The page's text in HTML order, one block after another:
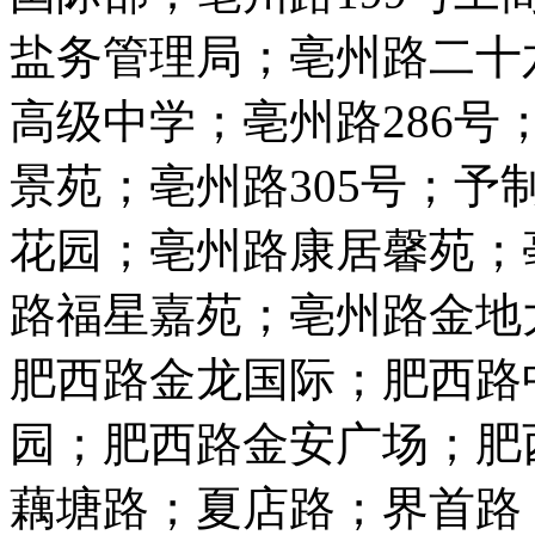
盐务管理局；亳州路二
高级中学；亳州路286号
景苑；亳州路305号；予
花园；亳州路康居馨苑
路福星嘉苑；亳州路金
肥西路金龙国际；肥西
园；肥西路金安广场；
藕塘路；夏店路；界首